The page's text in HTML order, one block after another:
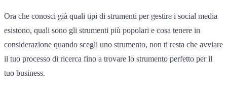
Ora che conosci già quali tipi di strumenti per gestire i social media
esistono, quali sono gli strumenti più popolari e cosa tenere in
considerazione quando scegli uno strumento, non ti resta che avviare
il tuo processo di ricerca fino a trovare lo strumento perfetto per il
tuo business.